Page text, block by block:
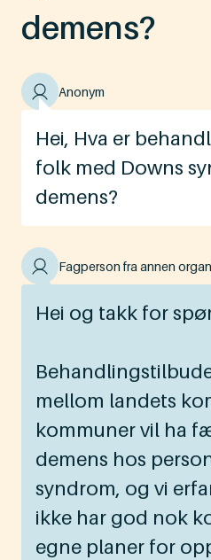
demens?
Hei, Hva er
folk med Downs
demens?
Anonym
Hei og takk for
mellom landets
kommuner vil ha
demens hos
syndrom, og vi
ikke har god nok
egne planer for
Fagperson fra annen